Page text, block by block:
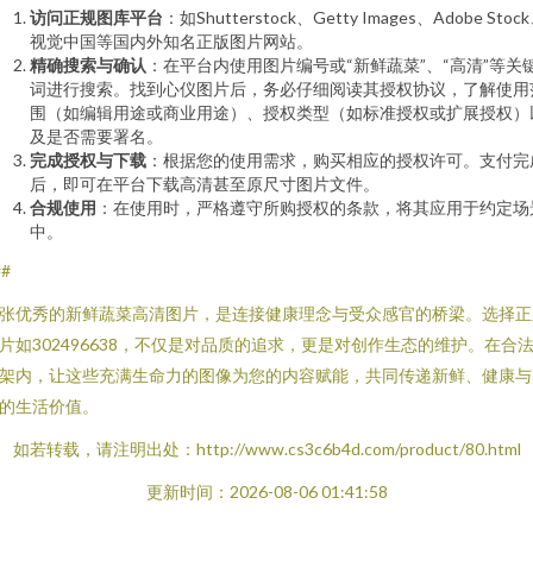
访问正规图库平台 ：如Shutterstock、Getty Images、Adobe Stock
视觉中国等国内外知名正版图片网站。
精确搜索与确认 ：在平台内使用图片编号或“新鲜蔬菜”、“高清”等关
词进行搜索。找到心仪图片后，务必仔细阅读其授权协议，了解使用
围（如编辑用途或商业用途）、授权类型（如标准授权或扩展授权）
及是否需要署名。
完成授权与下载 ：根据您的使用需求，购买相应的授权许可。支付完
后，即可在平台下载高清甚至原尺寸图片文件。
合规使用 ：在使用时，严格遵守所购授权的条款，将其应用于约定场
中。
优秀的新鲜蔬菜高清图片，是连接健康理念与受众感官的桥梁。选择
如302496638，不仅是对品质的追求，更是对创作生态的维护。在合
内，让这些充满生命力的图像为您的内容赋能，共同传递新鲜、健康
生活价值。
如若转载，请注明出处：http://www.cs3c6b4d.com/product/80.html
更新时间：2026-08-06 01:41:58